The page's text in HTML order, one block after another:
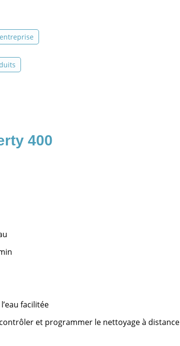
400
facilitée
et programmer le nettoyage à distance